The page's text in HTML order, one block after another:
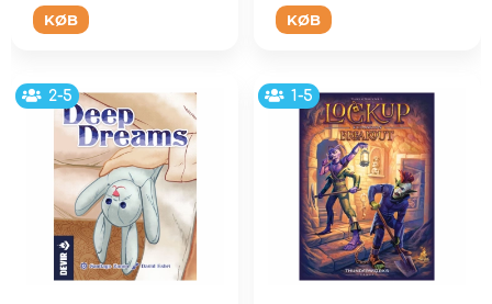
KØB KØB
2-5 1-5